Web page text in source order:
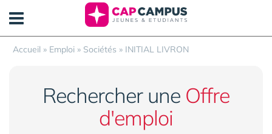
Accueil » Emploi » Sociétés » INITIAL LIVRON
Rechercher une Offre
d'emploi
Panneau de gestion des cookies